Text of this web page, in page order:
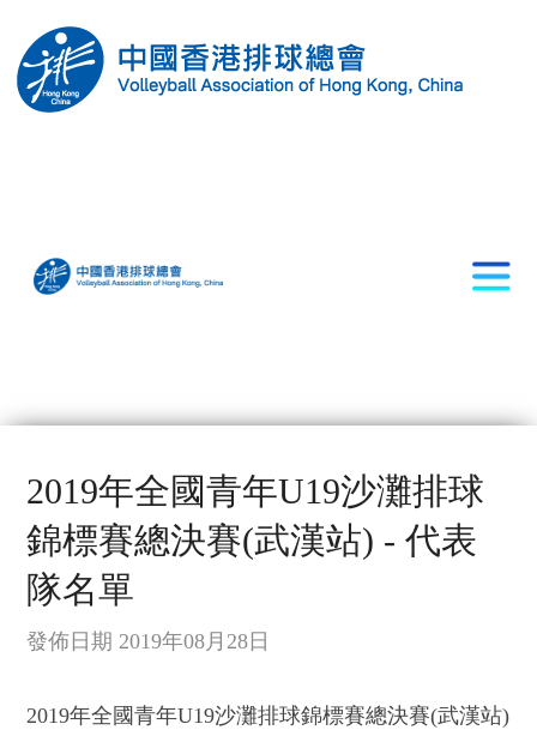
2019年全國青年U19沙灘排球
錦標賽總決賽(武漢站) - 代表
隊名單
發佈日期 2019年08月28日
2019年全國青年U19沙灘排球錦標賽總決賽(武漢站)